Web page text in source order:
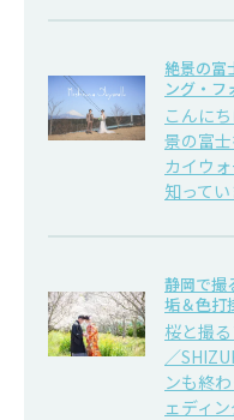
絶景の富
ング・フ
こんに
景の富
カイウ
知って
静岡で撮
垢＆色打
桜と撮
／
ンも終
ェディ